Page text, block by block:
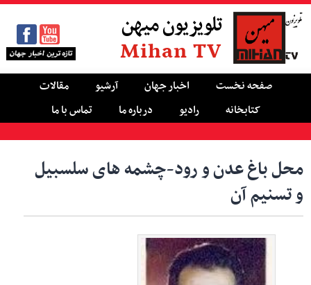
تلویزیون میهن
Mihan TV
صفحه نخست اخبار جهان آرشیو
مقالات
کتابخانه
رادیو درباره ما تماس با ما
محل باغ عدن و رود-چشمه های سلسبیل
و تسنیم آن